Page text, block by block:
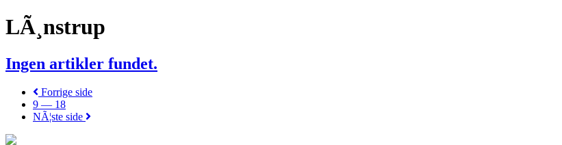
LÃ¸nstrup
Ingen artikler fundet.
Forrige side
9 — 18
NÃ¦ste side